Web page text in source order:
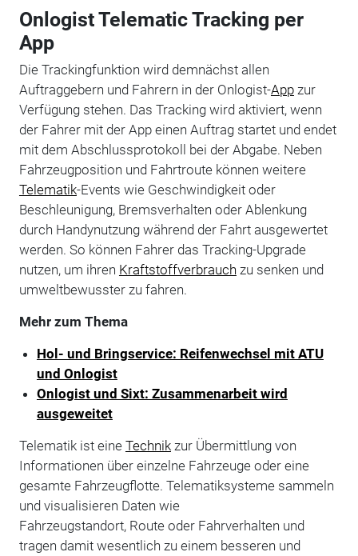
Onlogist Telematic Tracking per
App
Die Trackingfunktion wird demnächst allen
Auftraggebern und Fahrern in der Onlogist-Appzur
Verfügung stehen. Das Tracking wird aktiviert, wenn
der Fahrer mit der App einen Auftrag startet und endet
mit dem Abschlussprotokoll bei der Abgabe. Neben
Fahrzeugposition und Fahrtroute können weitere
Telematik-Events wie Geschwindigkeit oder
Beschleunigung, Bremsverhalten oder Ablenkung
durch Handynutzung während der Fahrt ausgewertet
werden. So können Fahrer das Tracking-Upgrade
nutzen, um ihren Kraftstoffverbrauch zu senken und
umweltbewusster zu fahren.
Mehr zum Thema
Hol- und Bringservice: Reifenwechsel mit ATU
und Onlogist
Onlogist und Sixt: Zusammenarbeit wird
ausgeweitet
Telematik ist eine Technikzur Übermittlung von
Informationen über einzelne Fahrzeuge oder eine
gesamte Fahrzeugflotte. Telematiksysteme sammeln
und visualisieren Daten wie
Fahrzeugstandort, Route oder Fahrverhalten und
tragen damit wesentlich zu einem besseren und